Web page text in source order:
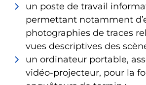
un poste de travail
permettant notamment
photographies de traces
vues descriptives des
un ordinateur portable,
vidéo-projecteur, pour la